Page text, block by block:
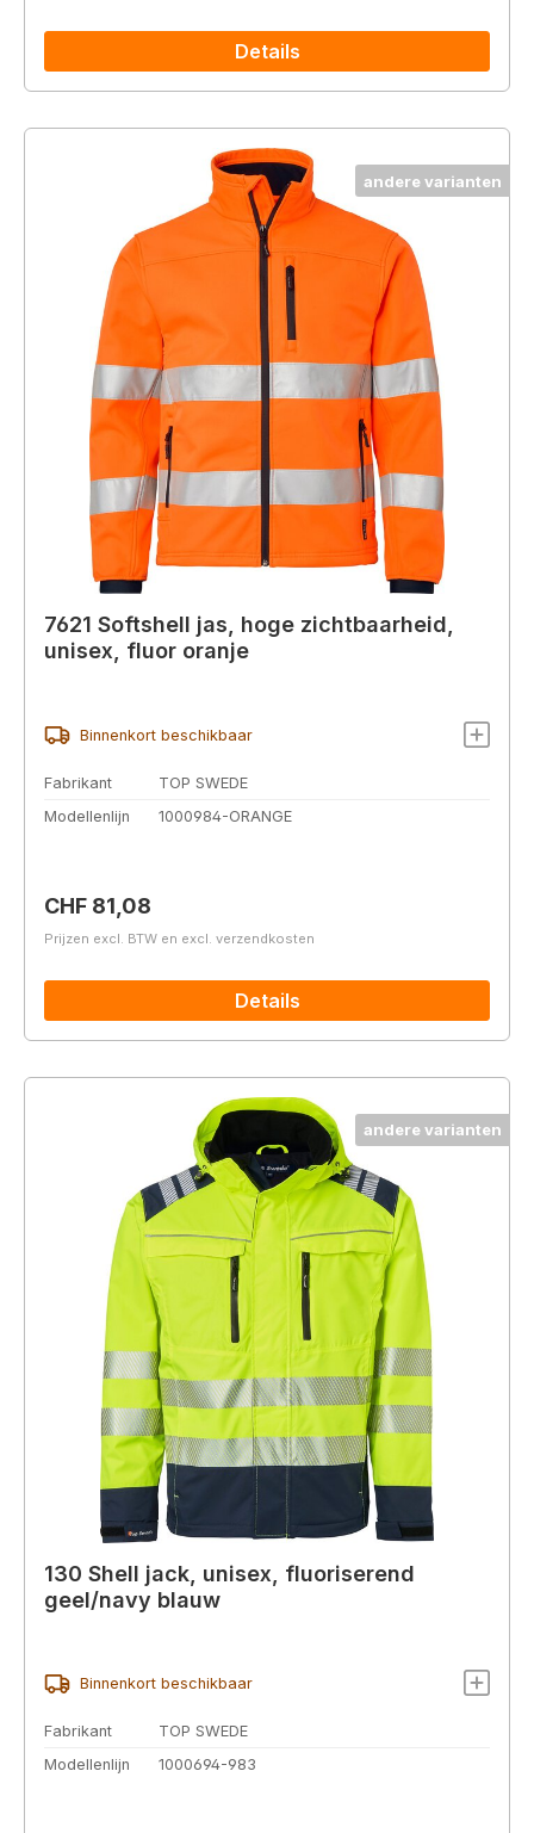
Details
andere varianten
7621 Softshell jas, hoge zichtbaarheid,
unisex, fluor oranje
Binnenkort beschikbaar
Fabrikant
TOP SWEDE
Modellenlijn
1000984-ORANGE
Normale prijs:
CHF 81,08
Prijzen excl. BTW en excl. verzendkosten
Details
andere varianten
130 Shell jack, unisex, fluoriserend
geel/navy blauw
Binnenkort beschikbaar
Fabrikant
TOP SWEDE
Modellenlijn
1000694-983